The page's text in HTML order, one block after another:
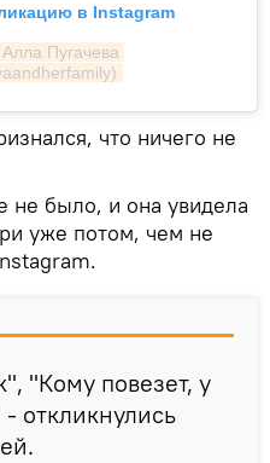
в Instagram
Пугачева
что ничего не
было, и она увидела
уже потом, чем не
"Кому повезет, у
- откликнулись